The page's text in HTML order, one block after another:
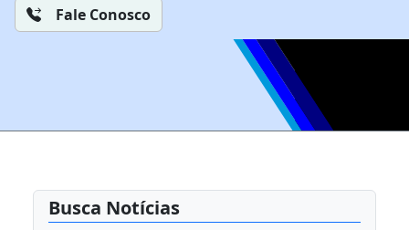
Fale Conosco
Busca Notícias